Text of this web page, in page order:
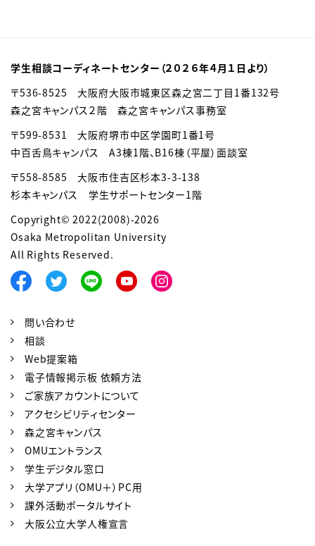
学生相談コーディネートセンター（２０２６年４月１日より）
〒536-8525 大阪府大阪市城東区森之宮二丁目1番132号
森之宮キャンパス２階 森之宮キャンパス事務室
〒599-8531 大阪府堺市中区学園町1番1号
中百舌鳥キャンパス A3棟1階、B16棟（平屋）面談室
〒558-8585 大阪市住吉区杉本3-3-138
杉本キャンパス 学生サポートセンター1階
Copyright© 2022(2008)-2026
Osaka Metropolitan University
All Rights Reserved.
問い合わせ
相談
Web提案箱
電子情報掲示板 依頼方法
ご家族アカウントについて
アクセシビリティセンター
森之宮キャンパス
OMUエントランス
学生デジタル窓口
大学アプリ（OMU＋）PC用
課外活動ポータルサイト
大阪公立大学人権宣言